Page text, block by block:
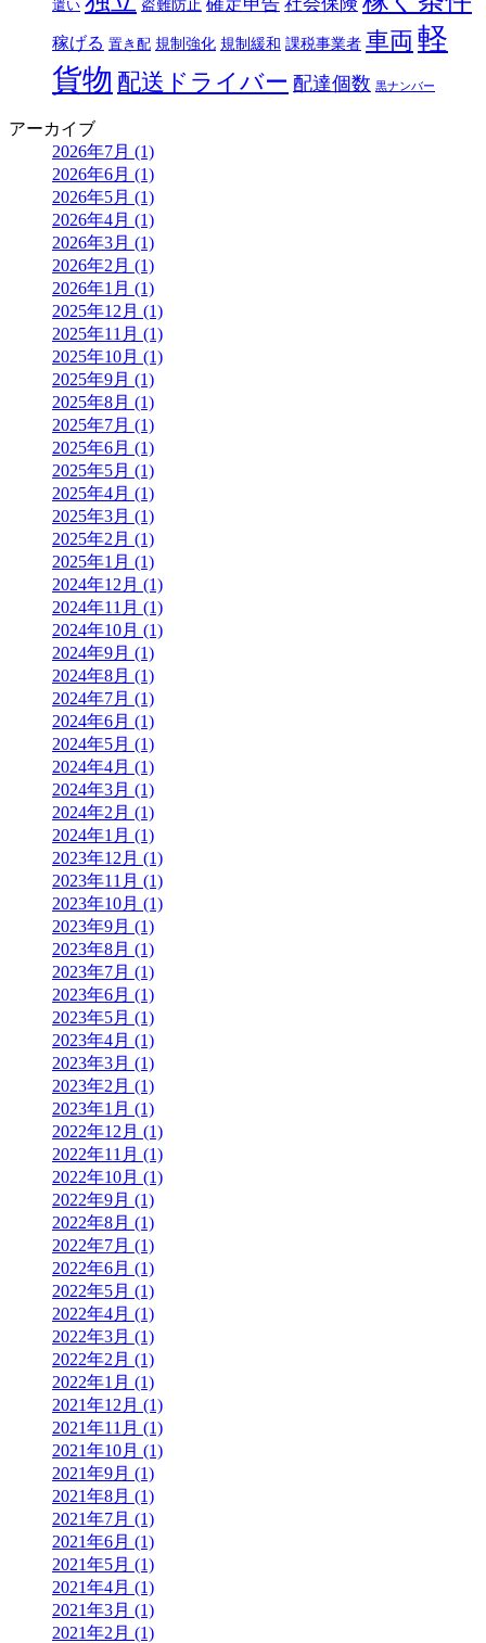
遣い 盗難防止
稼げる 置き配 規制強化 規制緩和 課税事業者 車両 軽
貨物 配送ドライバー 配達個数 黒ナンバー
アーカイブ
2026年7月 (1)
2026年6月 (1)
2026年5月 (1)
2026年4月 (1)
2026年3月 (1)
2026年2月 (1)
2026年1月 (1)
2025年12月 (1)
2025年11月 (1)
2025年10月 (1)
2025年9月 (1)
2025年8月 (1)
2025年7月 (1)
2025年6月 (1)
2025年5月 (1)
2025年4月 (1)
2025年3月 (1)
2025年2月 (1)
2025年1月 (1)
2024年12月 (1)
2024年11月 (1)
2024年10月 (1)
2024年9月 (1)
2024年8月 (1)
2024年7月 (1)
2024年6月 (1)
2024年5月 (1)
2024年4月 (1)
2024年3月 (1)
2024年2月 (1)
2024年1月 (1)
2023年12月 (1)
2023年11月 (1)
2023年10月 (1)
2023年9月 (1)
2023年8月 (1)
2023年7月 (1)
2023年6月 (1)
2023年5月 (1)
2023年4月 (1)
2023年3月 (1)
2023年2月 (1)
2023年1月 (1)
2022年12月 (1)
2022年11月 (1)
2022年10月 (1)
2022年9月 (1)
2022年8月 (1)
2022年7月 (1)
2022年6月 (1)
2022年5月 (1)
2022年4月 (1)
2022年3月 (1)
2022年2月 (1)
2022年1月 (1)
2021年12月 (1)
2021年11月 (1)
2021年10月 (1)
2021年9月 (1)
2021年8月 (1)
2021年7月 (1)
2021年6月 (1)
2021年5月 (1)
2021年4月 (1)
2021年3月 (1)
2021年2月 (1)